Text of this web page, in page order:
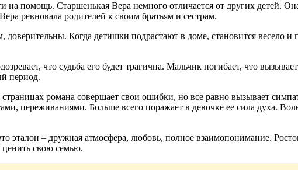
помощь. Старшенькая Вера немного отличается от других детей.
ревновала родителей к своим братьям и сестрам.
Когда детишки подрастают в доме, становится весело и
что судьба его будет трагична. Мальчик погибает, что
период.
романа совершает свои ошибки, но все равно вызывает
переживаниями. Больше всего поражает в девочке ее сила духа.
эталон – дружная атмосфера, любовь, полное взаимопонимание.
свою семью.